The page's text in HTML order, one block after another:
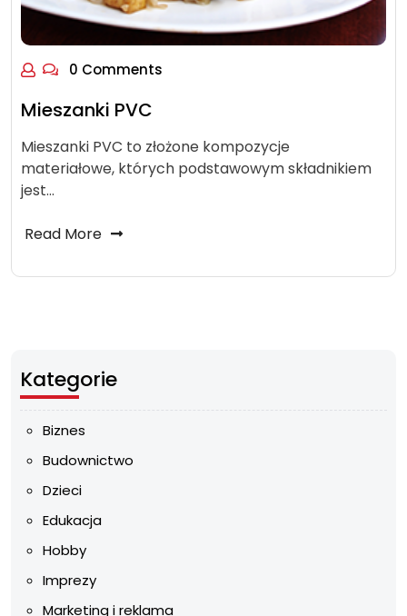
0 Comments
Mieszanki PVC
Mieszanki PVC to złożone kompozycje
materiałowe, których podstawowym składnikiem
jest…
Read More
Kategorie
Biznes
Budownictwo
Dzieci
Edukacja
Hobby
Imprezy
Marketing i reklama